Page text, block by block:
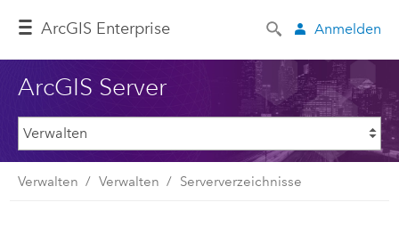
ArcGIS Enterprise Anmelden
ArcGIS Server
Verwalten Verwalten Serververzeichnisse